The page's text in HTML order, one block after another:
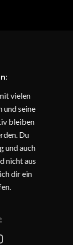
vielen
und seine
bleiben
Du
und auch
nicht aus
dir ein